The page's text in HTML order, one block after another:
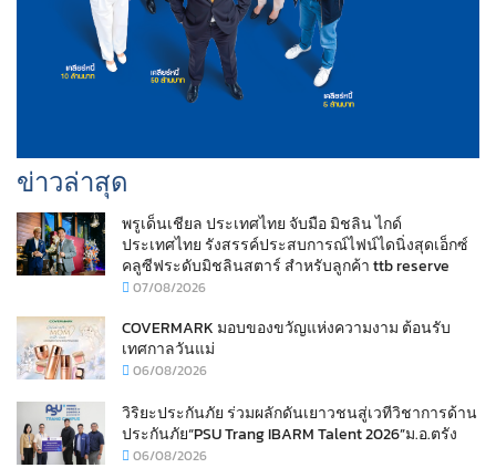
ข่าวล่าสุด
พรูเด็นเชียล ประเทศไทย จับมือ มิชลิน ไกด์
ประเทศไทย รังสรรค์ประสบการณ์ไฟน์ไดนิ่งสุดเอ็กซ์
คลูซีฟระดับมิชลินสตาร์ สำหรับลูกค้า ttb reserve
07/08/2026
COVERMARK มอบของขวัญแห่งความงาม ต้อนรับ
เทศกาลวันแม่
06/08/2026
วิริยะประกันภัย ร่วมผลักดันเยาวชนสู่เวทีวิชาการด้าน
ประกันภัย“PSU Trang IBARM Talent 2026”ม.อ.ตรัง
06/08/2026